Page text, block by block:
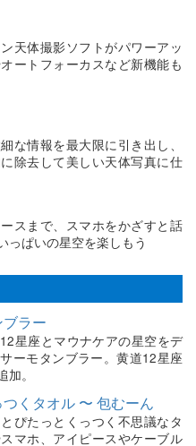
天体撮影ソフトがパワーアッ
ートフォーカスなど新機能も
な情報を最大限に引き出し、
除去して美しい天体写真に仕
スまで、スマホをかざすと話
っぱいの星空を楽しもう
ラー
星座とマウナケアの星空をデ
ーモタンブラー。黄道12星座
。
くタオル 〜 包むーん
ぴたっとくっつく不思議なタ
マホ、アイピースやケーブル